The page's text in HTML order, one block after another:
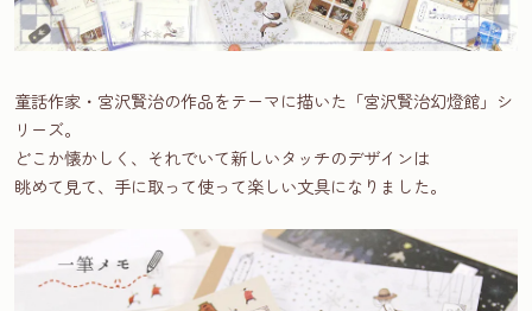
童話作家・宮沢賢治の作品をテーマに描いた「宮沢賢治幻燈館」シ
リーズ。
どこか懐かしく、それでいて新しいタッチのデザインは
眺めて見て、手に取って使って楽しい文具になりました。